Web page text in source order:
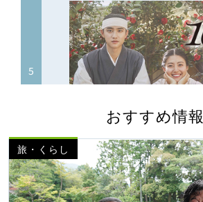
おすすめ情報
旅・くらし